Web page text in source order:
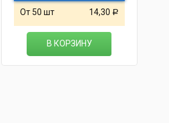
От 50 шт 14,30 Р
В КОРЗИНУ